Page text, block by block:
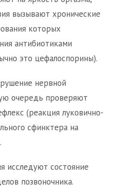
вызывают хронические
которых
антибиотиками
это цефалоспорины).
нервной
очередь проверяют
(реакция луковично-
сфинктера на
исследуют состояние
позвоночника.